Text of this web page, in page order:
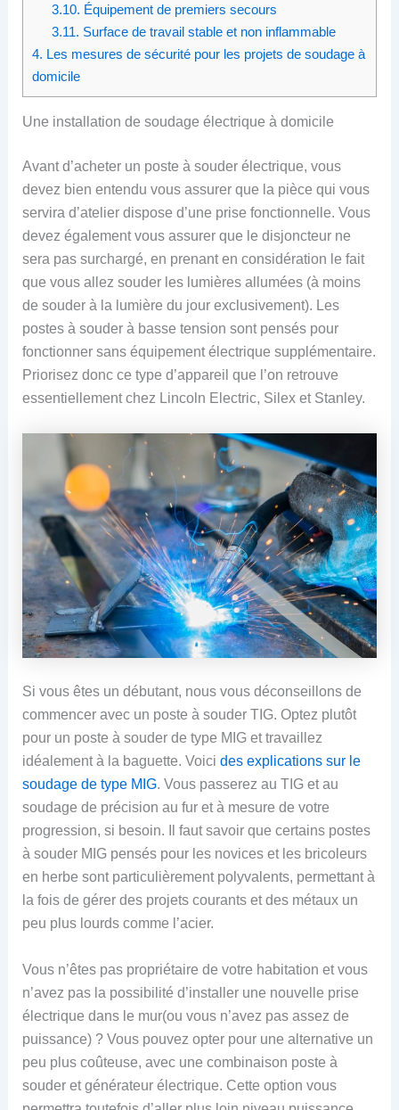
3.10. Équipement de premiers secours
3.11. Surface de travail stable et non inflammable
4. Les mesures de sécurité pour les projets de soudage à
domicile
Une installation de soudage électrique à domicile
Avant d’acheter un poste à souder électrique, vous
devez bien entendu vous assurer que la pièce qui vous
servira d’atelier dispose d’une prise fonctionnelle. Vous
devez également vous assurer que le disjoncteur ne
sera pas surchargé, en prenant en considération le fait
que vous allez souder les lumières allumées (à moins
de souder à la lumière du jour exclusivement). Les
postes à souder à basse tension sont pensés pour
fonctionner sans équipement électrique supplémentaire.
Priorisez donc ce type d’appareil que l’on retrouve
essentiellement chez Lincoln Electric, Silex et Stanley.
Si vous êtes un débutant, nous vous déconseillons de
commencer avec un poste à souder TIG. Optez plutôt
pour un poste à souder de type MIG et travaillez
idéalement à la baguette. Voici des explications sur le
soudage de type MIG. Vous passerez au TIG et au
soudage de précision au fur et à mesure de votre
progression, si besoin. Il faut savoir que certains postes
à souder MIG pensés pour les novices et les bricoleurs
en herbe sont particulièrement polyvalents, permettant à
la fois de gérer des projets courants et des métaux un
peu plus lourds comme l’acier.
Vous n’êtes pas propriétaire de votre habitation et vous
n’avez pas la possibilité d’installer une nouvelle prise
électrique dans le mur(ou vous n’avez pas assez de
puissance) ? Vous pouvez opter pour une alternative un
peu plus coûteuse, avec une combinaison poste à
souder et générateur électrique. Cette option vous